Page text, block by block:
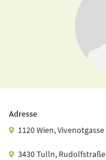
Adresse
1120 Wien,
3430 Tulln,